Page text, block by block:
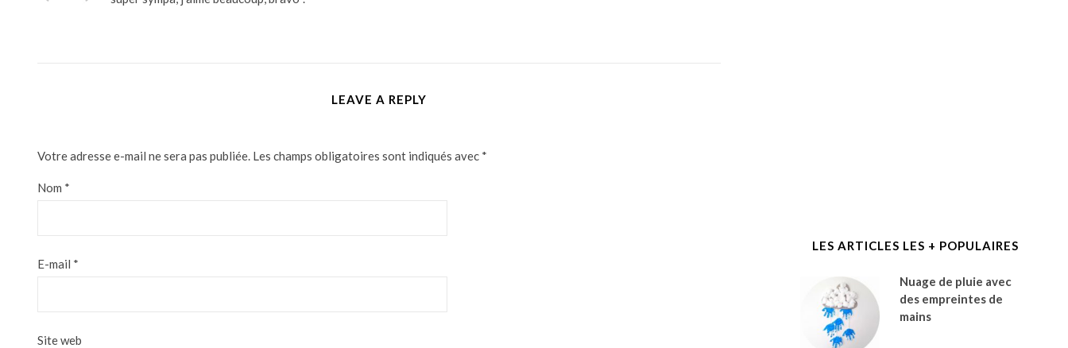
LEAVE A REPLY
Votre adresse e-mail ne sera pas publiée. Les champs obligatoires sont indiqués avec *
Nom *
E-mail *
Site web
LES ARTICLES LES + POPULAIRES
Nuage de pluie avec
des empreintes de
mains